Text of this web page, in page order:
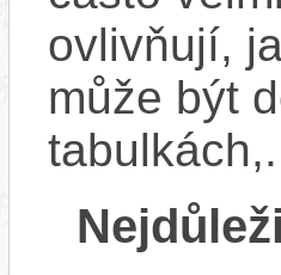
ovlivňují,
může být